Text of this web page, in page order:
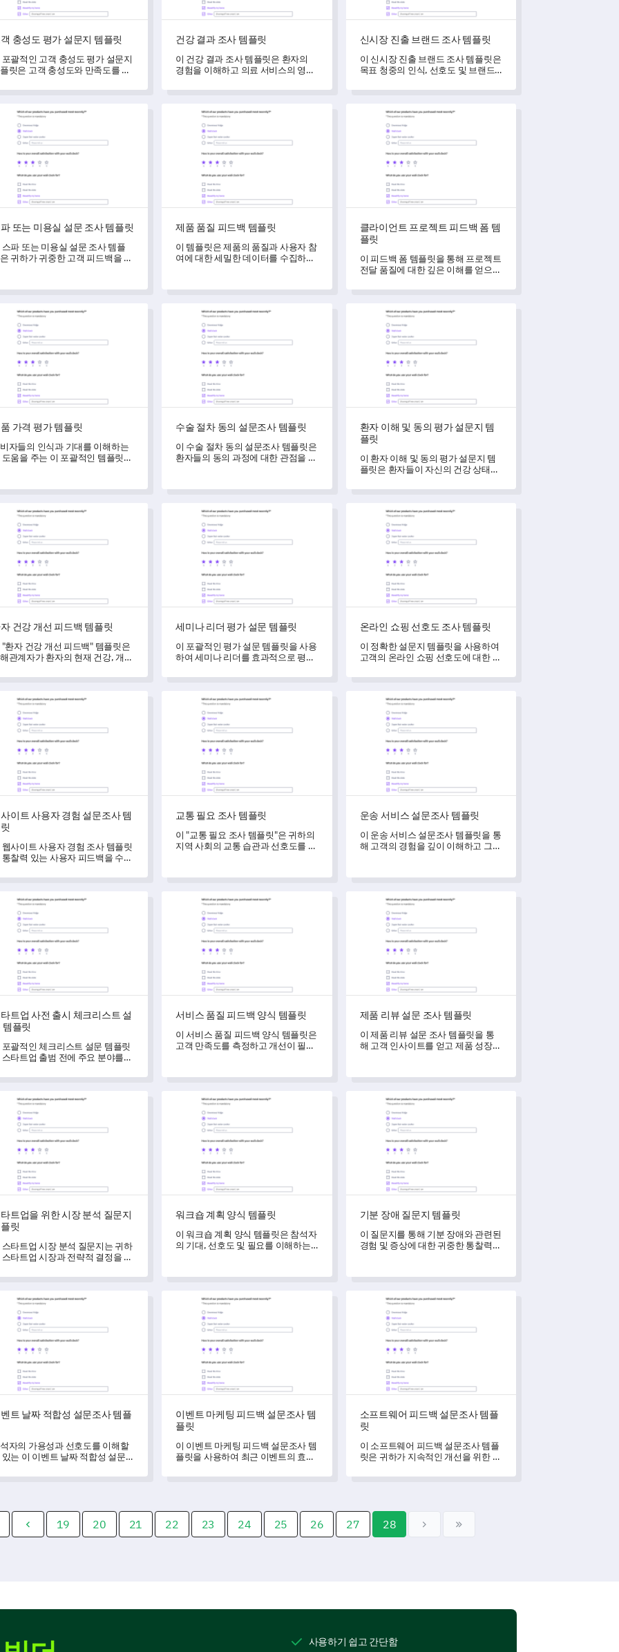
충성도 평가 설문지 템플릿
포괄적인 고객 충성도 평가 설문지
릿은 고객 충성도와 만족도를 측
니다.
건강 결과 조사 템플릿
이 건강 결과 조사 템플릿은 환자의
경험을 이해하고 의료 서비스의 영향
신시장 진출 브랜드 조사 템플릿
이 신시장 진출 브랜드 조사 템플릿은
목표 청중의 인식, 선호도 및 브랜드
을 얻을 수 있게 해줍니다.
또는 미용실 설문 조사 템플릿
또는 미용실 설문 조사 템플릿
스파 또는 미용실 설문 조사 템플
귀하가 귀중한 고객 피드백을 수
있게 도와줍니다.
제품 품질 피드백 템플릿
제품 품질 피드백 템플릿
이 템플릿은 제품의 품질과 사용자 참
여에 대한 세밀한 데이터를 수집하는
다.
클라이언트 프로젝트 피드백 폼 템플릿
클라이언트 프로젝트 피드백 폼 템
플릿
이 피드백 폼 템플릿을 통해 프로젝트
전달 품질에 대한 깊은 이해를 얻으세
가격 평가 템플릿
가격 평가 템플릿
자들의 인식과 기대를 이해하는
도움을 주는 이 포괄적인 템플릿으
수술 절차 동의 설문조사 템플릿
수술 절차 동의 설문조사 템플릿
이 수술 절차 동의 설문조사 템플릿은
환자들의 동의 과정에 대한 관점을 이
환자 이해 및 동의 평가 설문지 템플릿
환자 이해 및 동의 평가 설문지 템
플릿
이 환자 이해 및 동의 평가 설문지 템
플릿은 환자들이 자신의 건강 상태와
은 정보에 기반한 동의 절차를 유도합
건강 개선 피드백 템플릿
건강 개선 피드백 템플릿
"환자 건강 개선 피드백" 템플릿은
관계자가 환자의 현재 건강, 개선
에 대한 중요한 데이터를 수집할
세미나 리더 평가 설문 템플릿
세미나 리더 평가 설문 템플릿
이 포괄적인 평가 설문 템플릿을 사용
하여 세미나 리더를 효과적으로 평가
온라인 쇼핑 선호도 조사 템플릿
온라인 쇼핑 선호도 조사 템플릿
이 정확한 설문지 템플릿을 사용하여
고객의 온라인 쇼핑 선호도에 대한 통
이트 사용자 경험 설문조사 템플릿
이트 사용자 경험 설문조사 템
웹사이트 사용자 경험 조사 템플릿
통찰력 있는 사용자 피드백을 수집
만족도를 높일 수 있도록 도와줍니
교통 필요 조사 템플릿
교통 필요 조사 템플릿
이 "교통 필요 조사 템플릿"은 귀하의
지역 사회의 교통 습관과 선호도를 이
추진할 수 있도록 합니다.
운송 서비스 설문조사 템플릿
운송 서비스 설문조사 템플릿
이 운송 서비스 설문조사 템플릿을 통
해 고객의 경험을 깊이 이해하고 그들
트업 사전 출시 체크리스트 설문 템플릿
트업 사전 출시 체크리스트 설
템플릿
포괄적인 체크리스트 설문 템플릿
스타트업 출범 전에 주요 분야를
설계되었습니다.
서비스 품질 피드백 양식 템플릿
서비스 품질 피드백 양식 템플릿
이 서비스 품질 피드백 양식 템플릿은
고객 만족도를 측정하고 개선이 필요
제품 리뷰 설문 조사 템플릿
제품 리뷰 설문 조사 템플릿
이 제품 리뷰 설문 조사 템플릿을 통
해 고객 인사이트를 얻고 제품 성장을
트업을 위한 시장 분석 질문지 템플릿
트업을 위한 시장 분석 질문지
릿
스타트업 시장 분석 질문지는 귀하
스타트업 시장과 전략적 결정을 이
워크숍 계획 양식 템플릿
워크숍 계획 양식 템플릿
이 워크숍 계획 양식 템플릿은 참석자
의 기대, 선호도 및 필요를 이해하는
기분 장애 질문지 템플릿
기분 장애 질문지 템플릿
이 질문지를 통해 기분 장애와 관련된
경험 및 증상에 대한 귀중한 통찰력을
트 날짜 적합성 설문조사 템플릿
트 날짜 적합성 설문조사 템플
자의 가용성과 선호도를 이해할
있는 이 이벤트 날짜 적합성 설문
하세요.
이벤트 마케팅 피드백 설문조사 템플릿
이벤트 마케팅 피드백 설문조사 템
플릿
이 이벤트 마케팅 피드백 설문조사 템
플릿을 사용하여 최근 이벤트의 효과
식별할 수 있습니다.
소프트웨어 피드백 설문조사 템플릿
소프트웨어 피드백 설문조사 템플
릿
이 소프트웨어 피드백 설문조사 템플
릿은 귀하가 지속적인 개선을 위한 귀
니다.
19 20 21 22 23 24 25 26 27 28
사용하기 쉽고 간단함